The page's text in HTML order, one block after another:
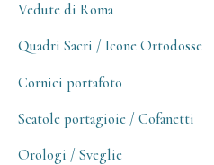
Vedute di Roma
Quadri Sacri / Icone Ortodosse
Cornici portafoto
Scatole portagioie / Cofanetti
Orologi / Sveglie